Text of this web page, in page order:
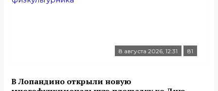
8 августа 2026, 12:31 81
В Лопандино открыли новую